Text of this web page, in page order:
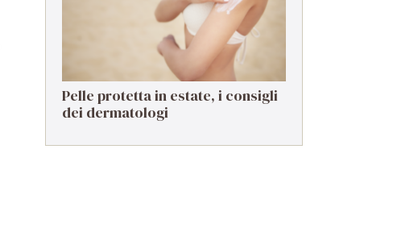
Pelle protetta in estate, i consigli
dei dermatologi